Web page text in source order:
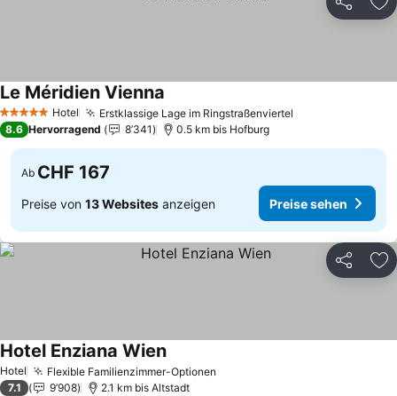
Teilen
5 Sterne Hotel Erstklassige Lage im Ringstraßenviertel
Le Méridien Vienna
8.6 Hervorragend 8’341 0.5 km bis Hofburg
Ab CHF 167
Preise von 13 Websites anzeigen Preise sehen
Teilen
Hotel Flexible Familienzimmer-Optionen
Hotel Enziana Wien
7.1 9’908 2.1 km bis Altstadt